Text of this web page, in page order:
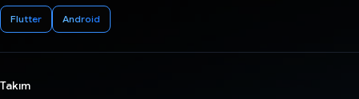
Flutter Android
Takım